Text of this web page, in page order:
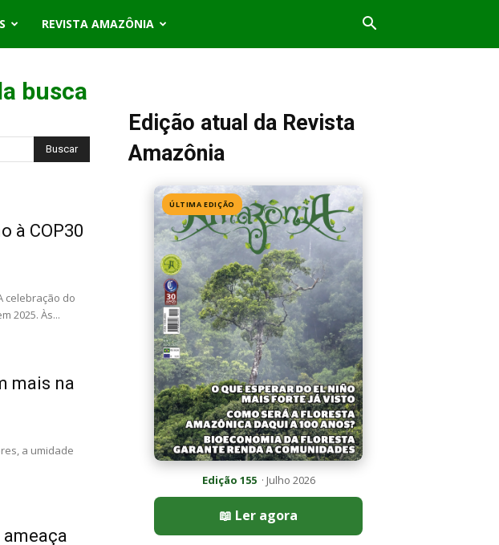
REVISTA AMAZÔNIA
busca
à COP30
celebração do
2025. Às...
mais na
a umidade
Edição atual da Revista
Amazônia
ÚLTIMA EDIÇÃO
Edição 155· Julho 2026
📖 Ler agora